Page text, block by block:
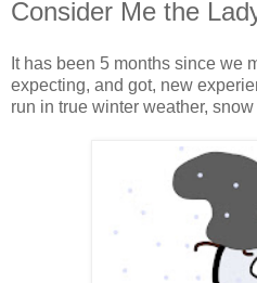
Consider Me the
It has been 5 months since we
expecting, and got, new
run in true winter weather,